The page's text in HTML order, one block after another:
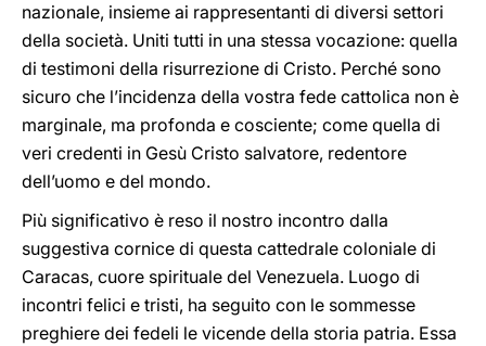
nazionale, insieme ai rappresentanti di diversi settori
della società. Uniti tutti in una stessa vocazione: quella
di testimoni della risurrezione di Cristo. Perché sono
sicuro che l’incidenza della vostra fede cattolica non è
marginale, ma profonda e cosciente; come quella di
veri credenti in Gesù Cristo salvatore, redentore
dell’uomo e del mondo.
Più significativo è reso il nostro incontro dalla
suggestiva cornice di questa cattedrale coloniale di
Caracas, cuore spirituale del Venezuela. Luogo di
incontri felici e tristi, ha seguito con le sommesse
preghiere dei fedeli le vicende della storia patria. Essa